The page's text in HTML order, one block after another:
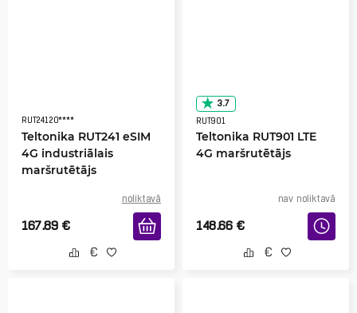
RUT24120****
Teltonika RUT241 eSIM
4G industriālais
maršrutētājs
noliktavā
167.89 €
3.7
RUT901
Teltonika RUT901 LTE
4G maršrutētājs
nav noliktavā
148.66 €